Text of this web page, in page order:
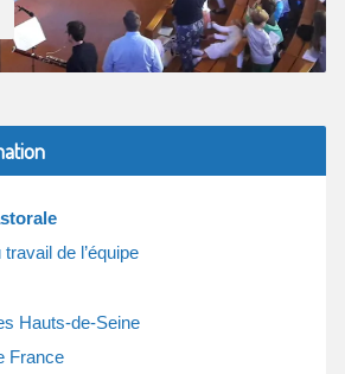
de l’équipe
Hauts-de-Seine
France